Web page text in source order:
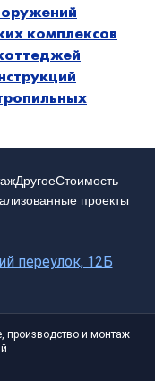
комплексов
ДругоеCтоимость
проекты
переулок, 12Б
производство и монтаж